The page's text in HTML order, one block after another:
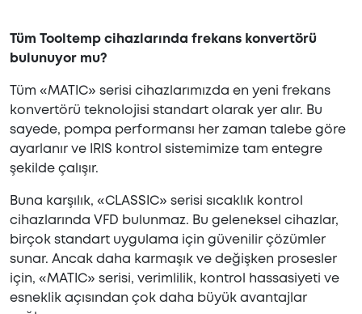
Tüm Tooltemp cihazlarında frekans konvertörü
bulunuyor mu?
Tüm «MATIC» serisi cihazlarımızda en yeni frekans
konvertörü teknolojisi standart olarak yer alır. Bu
sayede, pompa performansı her zaman talebe göre
ayarlanır ve IRIS kontrol sistemimize tam entegre
şekilde çalışır.
Buna karşılık, «CLASSIC» serisi sıcaklık kontrol
cihazlarında VFD bulunmaz. Bu geleneksel cihazlar,
birçok standart uygulama için güvenilir çözümler
sunar. Ancak daha karmaşık ve değişken prosesler
için, «MATIC» serisi, verimlilik, kontrol hassasiyeti ve
esneklik açısından çok daha büyük avantajlar